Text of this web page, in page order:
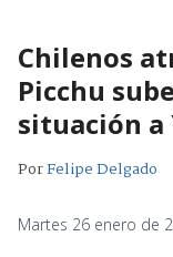
Chilenos
Picchu
situación a
PorFelipe Delgado
Martes 26 enero de